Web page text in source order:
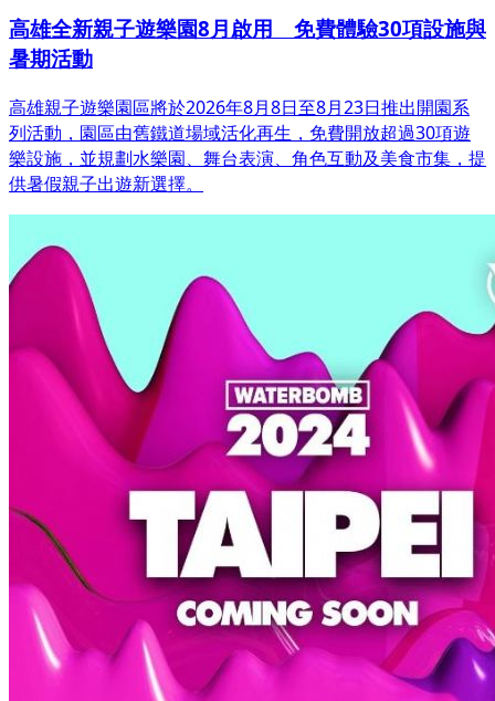
高雄全新親子遊樂園8月啟用 免費體驗30項設施與
暑期活動
高雄親子遊樂園區將於2026年8月8日至8月23日推出開園系
列活動，園區由舊鐵道場域活化再生，免費開放超過30項遊
樂設施，並規劃水樂園、舞台表演、角色互動及美食市集，提
供暑假親子出遊新選擇。